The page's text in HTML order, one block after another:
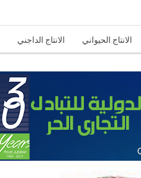
الانتاج الحيواني الانتاج الداجني